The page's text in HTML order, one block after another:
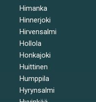
Himanka
Hinnerjoki
Hirvensalmi
Hollola
Honkajoki
Huittinen
Humppila
Hyrynsalmi